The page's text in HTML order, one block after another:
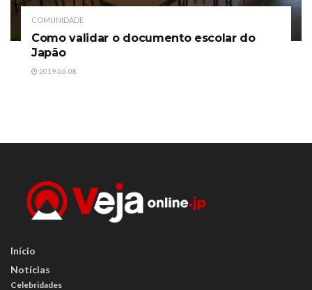
COMUNIDADE
Como validar o documento escolar do
Japão
2019-06-08
Início
Notícias
Celebridades